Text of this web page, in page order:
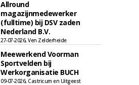
Allround
magazijnmedewerker
(fulltime) bij DSV zaden
Nederland B.V.
27-07-2026, Ven Zelderheide
Meewerkend Voorman
Sportvelden bij
Werkorganisatie BUCH
09-07-2026, Castricum en Uitgeest